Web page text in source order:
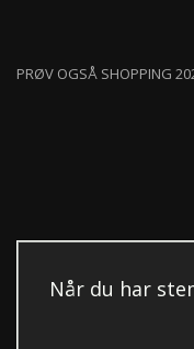
PRØV OGSÅ SHOPPING
Når du har